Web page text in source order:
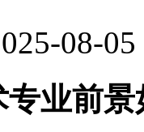
08-05
业前景